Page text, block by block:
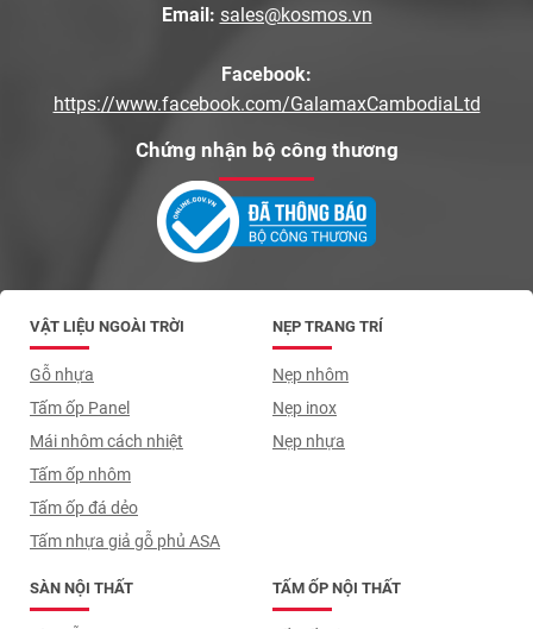
Email: sales@kosmos.vn
Facebook:
https://www.facebook.com/GalamaxCambodiaLtd
Chứng nhận bộ công thương
VẬT LIỆU NGOÀI TRỜI
Gỗ nhựa
Tấm ốp Panel
Mái nhôm cách nhiệt
Tấm ốp nhôm
Tấm ốp đá dẻo
Tấm nhựa giả gỗ phủ ASA
TẤM ỐP NỘI THẤT
SÀN NỘI THẤT
NẸP TRANG TRÍ
Nẹp nhôm
Nẹp inox
Nẹp nhựa